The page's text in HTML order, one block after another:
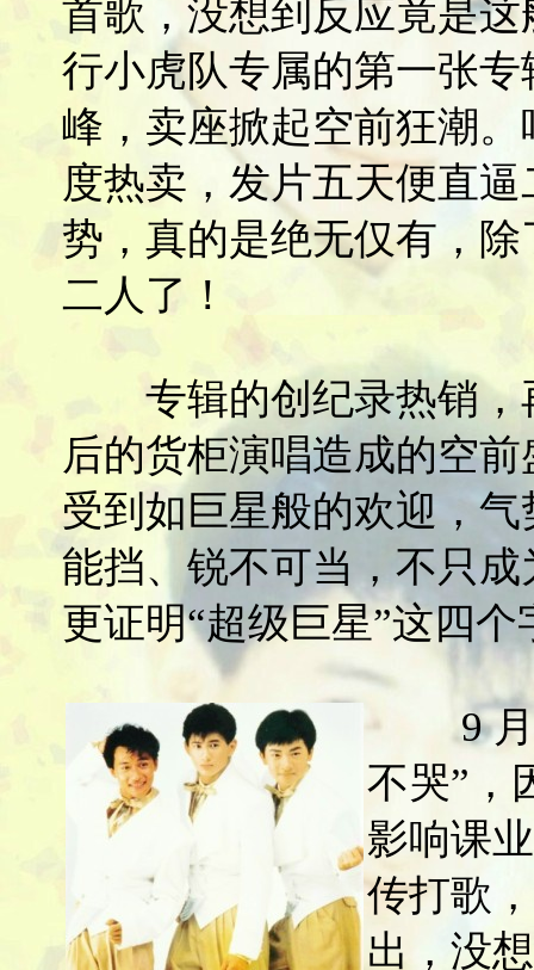
首歌，没想到反应竟是
行小虎队专属的第一张
峰，卖座掀起空前狂潮
度热卖，发片五天便直
势，真的是绝无仅有，
二人了！
专辑的创纪录热销，
后的货柜演唱造成的空
受到如巨星般的欢迎，
能挡、锐不可当，不只
更证明“超级巨星”这四
9 月，
不哭”，
影响课
传打歌
出，没